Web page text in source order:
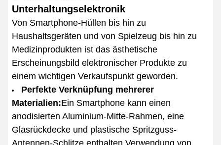
Unterhaltungselektronik
Von Smartphone-Hüllen bis hin zu
Haushaltsgeräten und von Spielzeug bis hin zu
Medizinprodukten ist das ästhetische
Erscheinungsbild elektronischer Produkte zu
einem wichtigen Verkaufspunkt geworden.
Perfekte Verknüpfung mehrerer
Materialien:Ein Smartphone kann einen
anodisierten Aluminium-Mitte-Rahmen, eine
Glasrückdecke und plastische Spritzguss-
Antennen-Schlitze enthalten.Verwendung von